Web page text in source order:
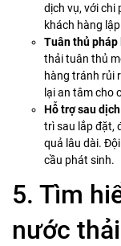
dịch vụ, với chi
khách hàng
Tuân thủ pháp
thải tuân thủ
hàng tránh rủi
lại an tâm cho
Hỗ trợ sau
trì sau lắp đặt,
quả lâu dài.
cầu phát sinh.
5. Tìm
nước